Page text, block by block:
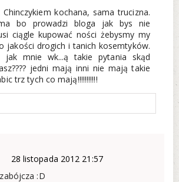
kochana, sama trucizna.
bo prowadzi bloga jak bys nie
ciągle kupować ności żebysmy my
jakości drogich i tanich kosemtyków.
jak mnie wk...ą takie pytania skąd
jedni mają inni nie mają takie
trz tych co mają!!!!!!!!!!!
28 listopada 2012 21:57
:D